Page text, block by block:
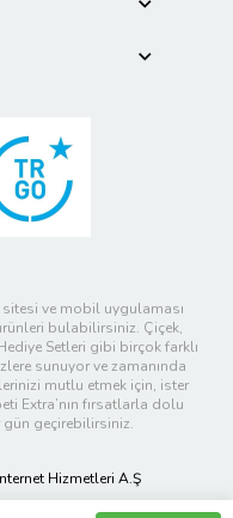
sitesi ve mobil uygulaması
bulabilirsiniz. Çiçek,
Setleri gibi birçok farklı
sunuyor ve zamanında
mutlu etmek için, ister
Extra’nın fırsatlarla dolu
gün geçirebilirsiniz.
Hizmetleri A.Ş